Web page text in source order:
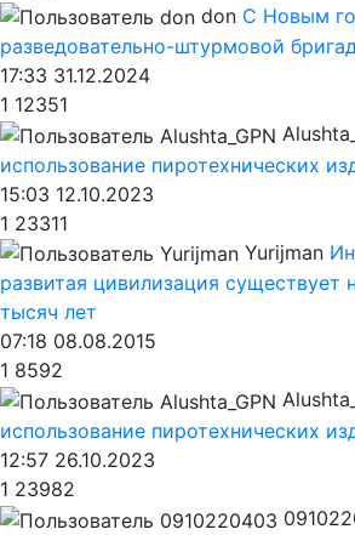
don С Новым
разведовательно-штурмовой
17:33 31.12.2024
1 12351
использование пиротехнических
15:03 12.10.2023
1 23311
Yurijman
развитая цивилизация существует
тысяч лет
07:18 08.08.2015
1 8592
использование пиротехнических
12:57 26.10.2023
1 23982